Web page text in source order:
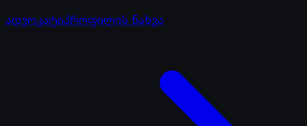
ადვოკატიპროფილის ნახვა